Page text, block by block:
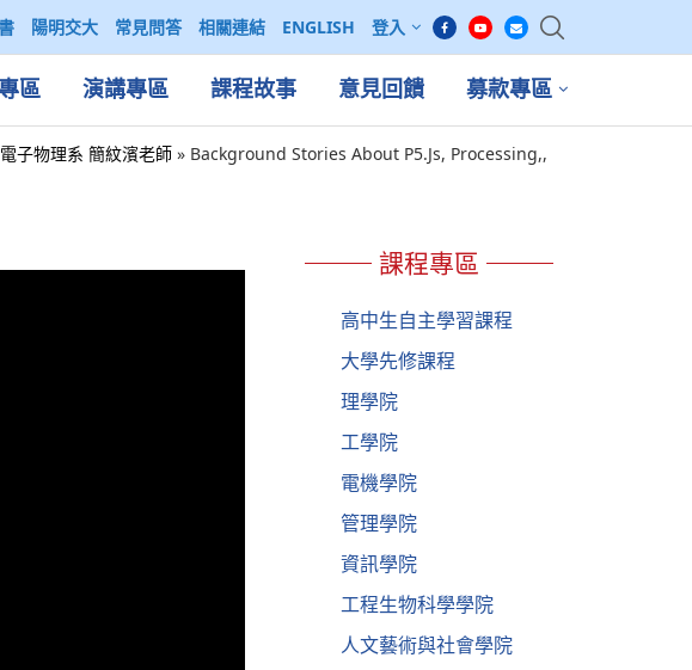
陽明交大 常見問答 相關連結 ENGLISH 登入
區 演講專區 課程故事 意見回饋 募款專區
子物理系 簡紋濱老師 » Background Stories About P5.Js, Processing,,
課程專區
高中生自主學習課程
大學先修課程
理學院
工學院
電機學院
管理學院
資訊學院
工程生物科學學院
人文藝術與社會學院